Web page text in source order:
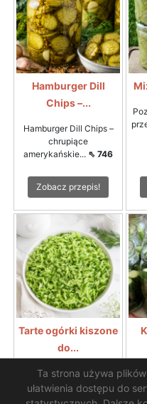
Hamburger Dill
Chips –...
Hamburger Dill Chips –
chrupiące
amerykańskie... ⇖ 746
Zobacz przepis!
Tarte ogórki kiszone
do...
Tarte ogórki kiszone do
zupy ogórkowejTarte... ⇖
Ta strona używa
ułatwienia dostępu do